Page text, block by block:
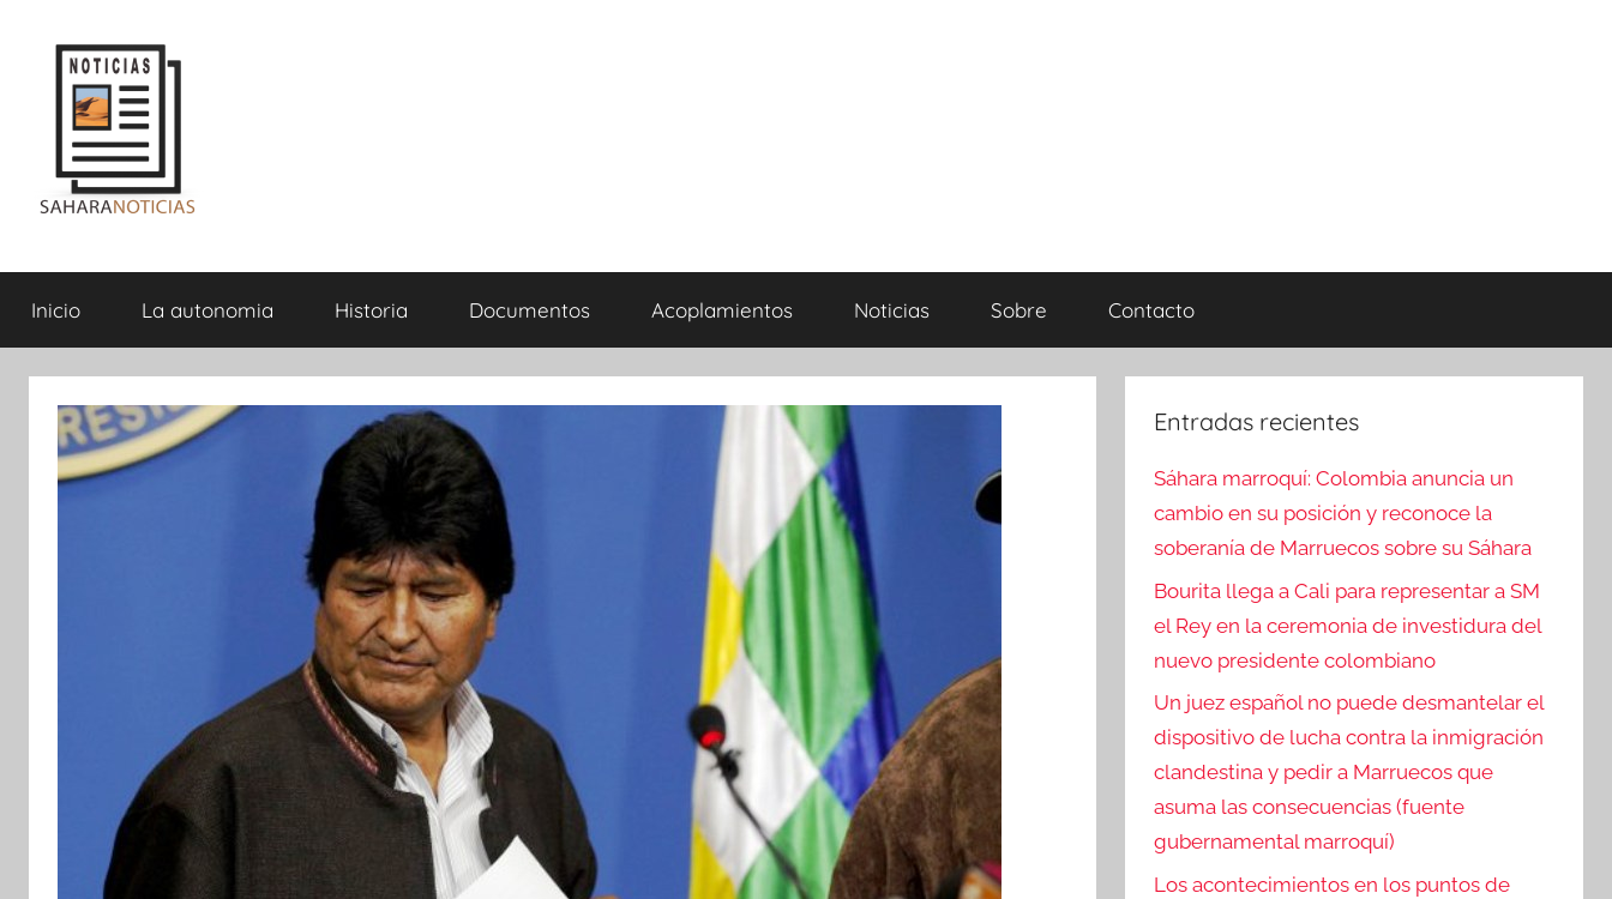
contenido
Sahara
Noticias
Inicio La autonomia Historia Documentos Acoplamientos Noticias Sobre Contacto
Entradas recientes
Sáhara marroquí: Colombia anuncia un
cambio en su posición y reconoce la
soberanía de Marruecos sobre su Sáhara
Bourita llega a Cali para representar a SM
el Rey en la ceremonia de investidura del
nuevo presidente colombiano
Un juez español no puede desmantelar el
dispositivo de lucha contra la inmigración
clandestina y pedir a Marruecos que
asuma las consecuencias (fuente
gubernamental marroquí)
Los acontecimientos en los puntos de